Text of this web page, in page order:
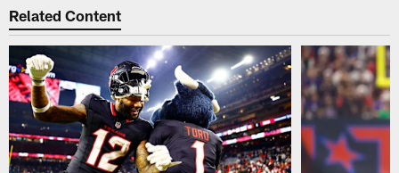
Related Content